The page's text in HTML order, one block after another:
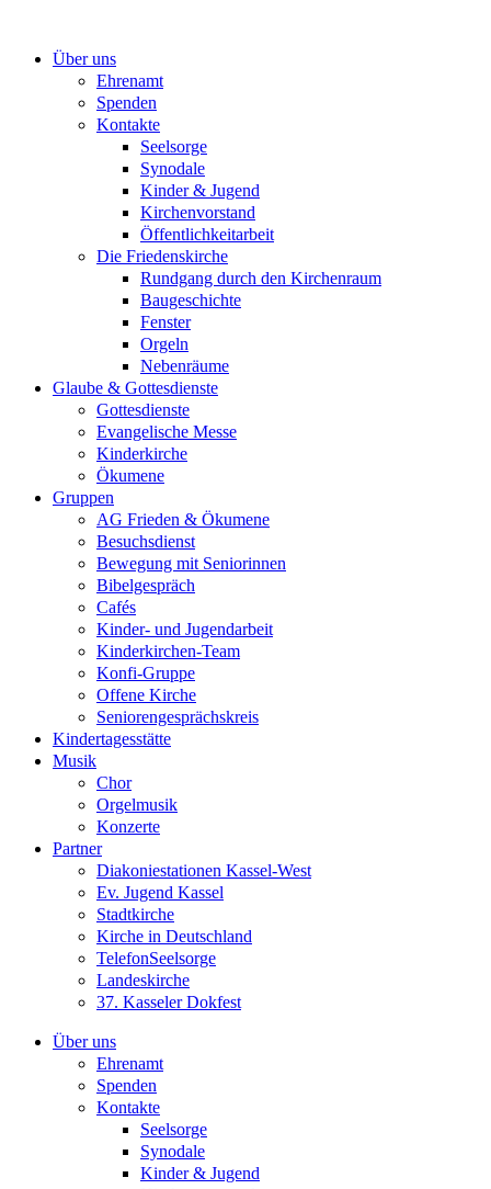
springenÜber uns
Ehrenamt
Spenden
Kontakte
Seelsorge
Synodale
Kinder & Jugend
Kirchenvorstand
Öffentlichkeitarbeit
Die Friedenskirche
Rundgang durch den Kirchenraum
Baugeschichte
Fenster
Orgeln
Nebenräume
Glaube & Gottesdienste
Gottesdienste
Evangelische Messe
Kinderkirche
Ökumene
Gruppen
AG Frieden & Ökumene
Besuchsdienst
Bewegung mit Seniorinnen
Bibelgespräch
Cafés
Kinder- und Jugendarbeit
Kinderkirchen-Team
Konfi-Gruppe
Offene Kirche
Seniorengesprächskreis
Kindertagesstätte
Musik
Chor
Orgelmusik
Konzerte
Partner
Diakoniestationen Kassel-West
Ev. Jugend Kassel
Stadtkirche
Kirche in Deutschland
TelefonSeelsorge
Landeskirche
37. Kasseler Dokfest
Über uns
Ehrenamt
Spenden
Kontakte
Seelsorge
Synodale
Kinder & Jugend